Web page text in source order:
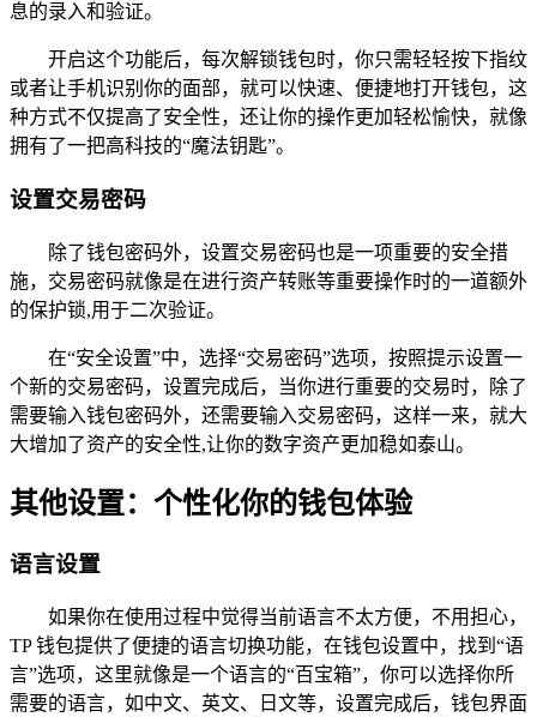
息的录入和验证。
开启这个功能后，每次解锁钱包时，你只需轻轻按下指纹
或者让手机识别你的面部，就可以快速、便捷地打开钱包，这
种方式不仅提高了安全性，还让你的操作更加轻松愉快，就像
拥有了一把高科技的“魔法钥匙”。
设置交易密码
除了钱包密码外，设置交易密码也是一项重要的安全措
施，交易密码就像是在进行资产转账等重要操作时的一道额外
的保护锁,用于二次验证。
在“安全设置”中，选择“交易密码”选项，按照提示设置一
个新的交易密码，设置完成后，当你进行重要的交易时，除了
需要输入钱包密码外，还需要输入交易密码，这样一来，就大
大增加了资产的安全性,让你的数字资产更加稳如泰山。
其他设置：个性化你的钱包体验
语言设置
如果你在使用过程中觉得当前语言不太方便，不用担心，
TP 钱包提供了便捷的语言切换功能，在钱包设置中，找到“语
言”选项，这里就像是一个语言的“百宝箱”，你可以选择你所
需要的语言，如中文、英文、日文等，设置完成后，钱包界面